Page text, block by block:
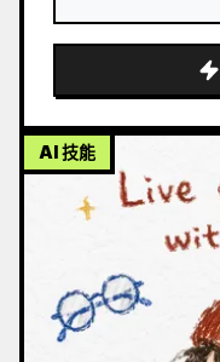
AI 技能